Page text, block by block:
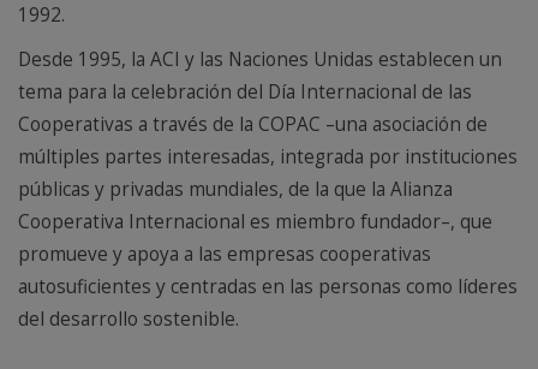
1992.
Desde 1995, la ACI y las Naciones Unidas establecen un
tema para la celebración del Día Internacional de las
Cooperativas a través de la COPAC –una asociación de
múltiples partes interesadas, integrada por instituciones
públicas y privadas mundiales, de la que la Alianza
Cooperativa Internacional es miembro fundador–, que
promueve y apoya a las empresas cooperativas
autosuficientes y centradas en las personas como líderes
del desarrollo sostenible.